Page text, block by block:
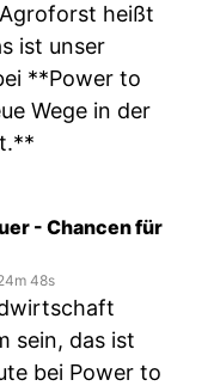
heißt
ist unser
**Power to
Wege in der
- Chancen für
48s
sein, das ist
bei Power to